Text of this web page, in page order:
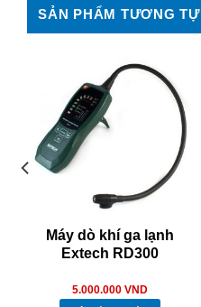
SẢN PHẨM TƯƠNG TỰ
Máy dò khí ga lạnh
Extech RD300
5.000.000 VND